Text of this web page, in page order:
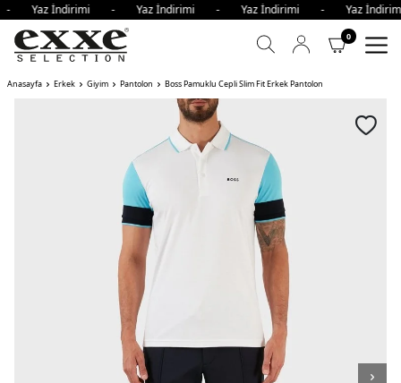
Yaz İndirimi - Yaz İndirimi - Yaz İndirimi - Yaz
0
Anasayfa Erkek Giyim Pantolon Boss Pamuklu Cepli Slim Fit Erkek Pantolon